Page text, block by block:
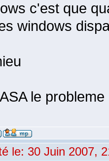
c'est que
windows
le
le: 30 Juin 2007,